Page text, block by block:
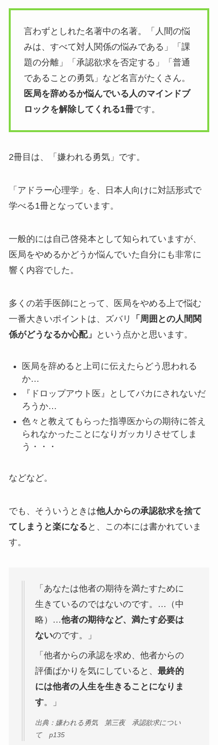
言わずとしれた名著中の名著。「人間の悩
みは、すべて対人関係の悩みである」「課
題の分離」「承認欲求を否定する」「普通
であることの勇気」など名言がたくさん。
医局を辞めるか悩んでいる人のマインドブ
ロックを解除してくれる1冊です。
2冊目は、「嫌われる勇気」です。
「アドラー心理学」を、日本人向けに対話形式で
学べる1冊となっています。
一般的には自己啓発本として知られていますが、
医局をやめるかどうか悩んでいた自分にも非常に
響く内容でした。
多くの若手医師にとって、医局をやめる上で悩む
一番大きいポイントは、ズバリ
「周囲との人間関
係がどうなるか心配」
という点かと思います。
医局を辞めると上司に伝えたらどう思われる
か…
『ドロップアウト医』としてバカにされないだ
ろうか…
色々と教えてもらった指導医からの期待に答え
られなかったことになりガッカリさせてしま
う・・・
などなど。
でも、そういうときは他人からの承認欲求を捨て
てしまうと楽になる と、この本には書かれていま
す。
「あなたは他者の期待を満たすために
生きているのではないのです。…（中
略）…他者の期待など、満たす必要は
ないのです。」
「他者からの承認を求め、他者からの
評価ばかりを気にしていると、 最終的
には他者の人生を生きることになりま
す。」
出典：嫌われる勇気 第三夜 承認欲求につい
て p135